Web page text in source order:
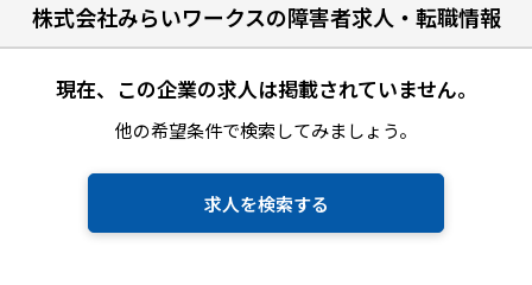
株式会社みらいワークスの障害者求人・転職情報
現在、この企業の求人は掲載されていません。
他の希望条件で検索してみましょう。
求人を検索する
就転職支援サービス
障害者専門の就転職支援サービス
障害者アスリート専門の就転職支援サービス
atGPトップ
各種サービス